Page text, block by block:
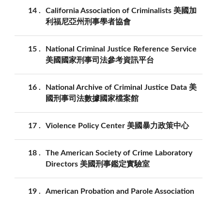
14
California Association of Criminalists 美國加
利福尼亞州刑事學者協會
15
National Criminal Justice Reference Service
美國國家刑事司法參考資訊平台
16
National Archive of Criminal Justice Data 美
國刑事司法數據國家檔案館
17 Violence Policy Center 美國暴力政策中心
18
The American Society of Crime Laboratory
Directors 美國刑事鑑定實驗室
19 American Probation and Parole Association